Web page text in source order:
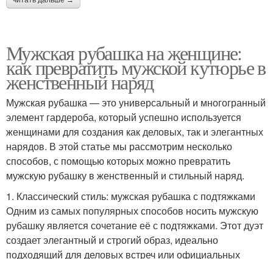
Мужская рубашка на женщине:
как превратить мужской кутюрье в
женственный наряд
Мужская рубашка — это универсальный и многогранный
элемент гардероба, который успешно используется
женщинами для создания как деловых, так и элегантных
нарядов. В этой статье мы рассмотрим несколько
способов, с помощью которых можно превратить
мужскую рубашку в женственный и стильный наряд.
1. Классический стиль: мужская рубашка с подтяжками
Одним из самых популярных способов носить мужскую
рубашку является сочетание её с подтяжками. Этот дуэт
создает элегантный и строгий образ, идеально
подходящий для деловых встреч или официальных